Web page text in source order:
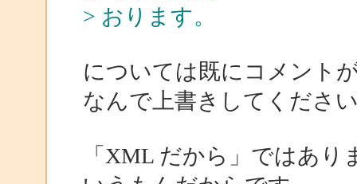
> おります。
については既にコメント
なんで上書きしてくださ
「XML だから」ではあ